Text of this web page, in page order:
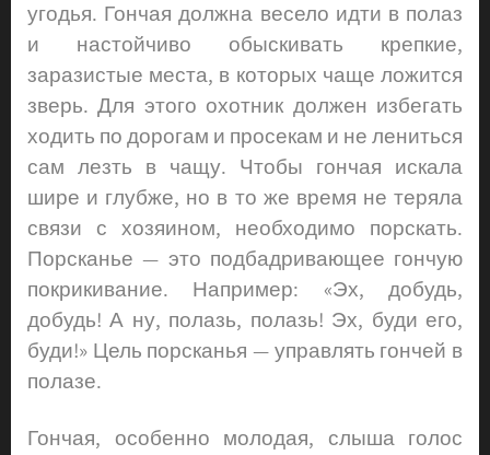
угодья. Гончая должна весело идти в полаз
и настойчиво обыскивать крепкие,
заразистые места, в которых чаще ложится
зверь. Для этого охотник должен избегать
ходить по дорогам и просекам и не лениться
сам лезть в чащу. Чтобы гончая искала
шире и глубже, но в то же время не теряла
связи с хозяином, необходимо порскать.
Порсканье — это подбадривающее гончую
покрикивание. Например: «Эх, добудь,
добудь! А ну, полазь, полазь! Эх, буди его,
буди!» Цель порсканья — управлять гончей в
полазе.
Гончая, особенно молодая, слыша голос